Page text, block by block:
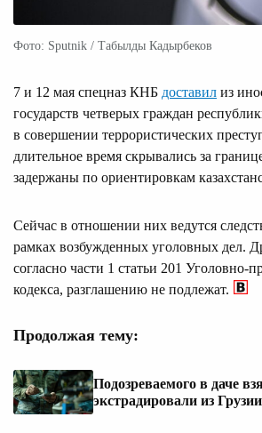
Фото: Sputnik / Табылды Кадырбеков
7 и 12 мая спецназ КНБ доставил из
государств четверых граждан
в совершении террористических
длительное время скрывались за
задержаны по ориентировкам
Сейчас в отношении них ведутся
рамках возбужденных уголовных дел.
согласно части 1 статьи 201
кодекса, разглашению не подлежат.
Продолжая тему:
Подозреваемого в даче
экстрадировали из Грузии